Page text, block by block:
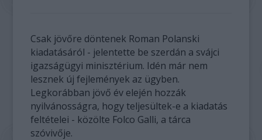
Csak jövőre döntenek Roman Polanski
kiadatásáról - jelentette be szerdán a svájci
igazságügyi minisztérium. Idén már nem
lesznek új fejlemények az ügyben.
Legkorábban jövő év elején hozzák
nyilvánosságra, hogy teljesültek-e a kiadatás
feltételei - közölte Folco Galli, a tárca
szóvivője.